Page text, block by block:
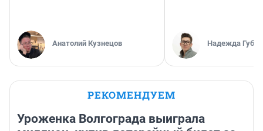
Анатолий Кузнецов Надежда
РЕКОМЕНДУЕМ
Уроженка Волгограда выиграла